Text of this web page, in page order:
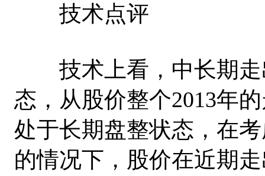
技术点评
技术上看，中长期走
态，从股价整个2013年
处于长期盘整状态，在
的情况下，股价在近期